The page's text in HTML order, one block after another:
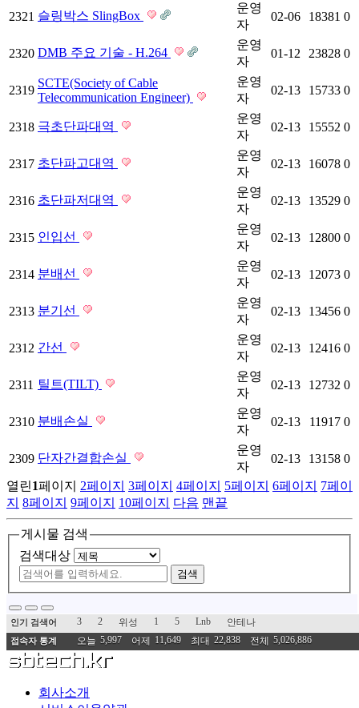
2321 슬링박스 SlingBox
운영
자
02-06 18381 0
2320 DMB 주요 기술 - H.264
운영
자
01-12 23828 0
2319
SCTE(Society of Cable
Telecommunication Engineer)
운영
자
02-13 15733 0
2318 극초단파대역
운영
자
02-13 15552 0
2317 초단파고대역
운영
자
02-13 16078 0
2316 초단파저대역
운영
자
02-13 13529 0
2315 인입선
운영
자
02-13 12800 0
2314 분배선
운영
자
02-13 12073 0
2313 분기선
운영
자
02-13 13456 0
2312 간선
운영
자
02-13 12416 0
2311 틸트(TILT)
운영
자
02-13 12732 0
2310 분배손실
운영
자
02-13 11917 0
2309 단자간결합손실
운영
자
02-13 13158 0
열린1페이지 2페이지 3페이지 4페이지 5페이지 6페이지 7페이
지 8페이지 9페이지 10페이지 다음 맨끝
게시물 검색
검색대상
검색
인기 검색어 3 2 위성 1 5 Lnb 안테나
접속자 통계 오늘 5,997 어제 11,649 최대 22,838 전체 5,026,886
회사소개